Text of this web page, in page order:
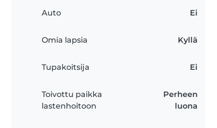
Auto Ei
Omia lapsia Kyllä
Tupakoitsija Ei
Toivottu paikka
lastenhoitoon
Perheen
luona